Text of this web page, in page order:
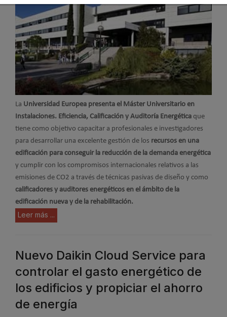
La Universidad Europea presenta el Máster Universitario en
Instalaciones. Eficiencia, Calificación y Auditoría Energética que
tiene como objetivo capacitar a profesionales e investigadores
para desarrollar una excelente gestión de los recursos en una
edificación para conseguir la reducción de la demanda energética
y cumplir con los compromisos internacionales relativos a las
emisiones de CO2 a través de técnicas pasivas de diseño y como
calificadores y auditores energéticos en el ámbito de la
edificación nueva y de la rehabilitación.
Leer más ...
Nuevo Daikin Cloud Service para
controlar el gasto energético de
los edificios y propiciar el ahorro
de energía